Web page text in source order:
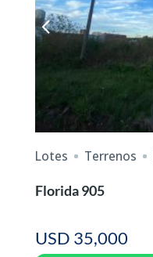
Lotes Terrenos
Florida 905
USD 35,000